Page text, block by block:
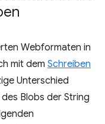
Webformaten in
mit dem Schreiben
Unterschied
Blobs der String